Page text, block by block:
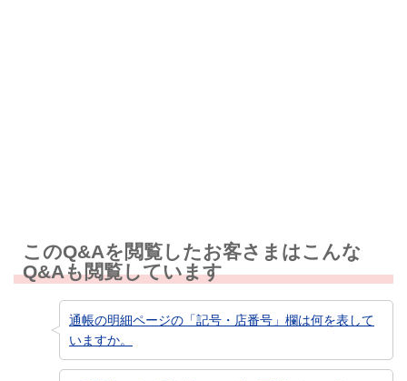
このQ&Aを閲覧したお客さまはこんな
Q&Aも閲覧しています
通帳の明細ページの「記号・店番号」欄は何を表して
いますか。